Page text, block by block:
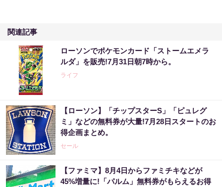
関連記事
ローソンでポケモンカード「ストームエメラ
ルダ」を販売!7月31日朝7時から。
ライフ
【ローソン】「チップスターS」「ピュレグ
ミ」などの無料券が大量!7月28日スタートのお
得企画まとめ。
セール
【ファミマ】8月4日からファミチキなどが
45%増量に!「パルム」無料券がもらえるお得